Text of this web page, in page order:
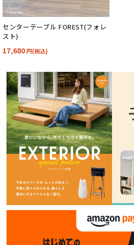
センターテーブル FOREST(フォレ
スト)
17,680円(税込)